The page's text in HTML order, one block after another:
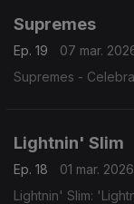
Supremes
Ep. 19
07 mar.
Supremes -
Lightnin' Slim
Ep. 18
01 mar. 2026
Lightnin' Slim: